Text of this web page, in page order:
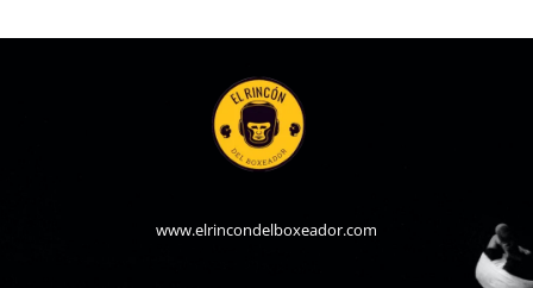
www.elrincondelboxeador.com